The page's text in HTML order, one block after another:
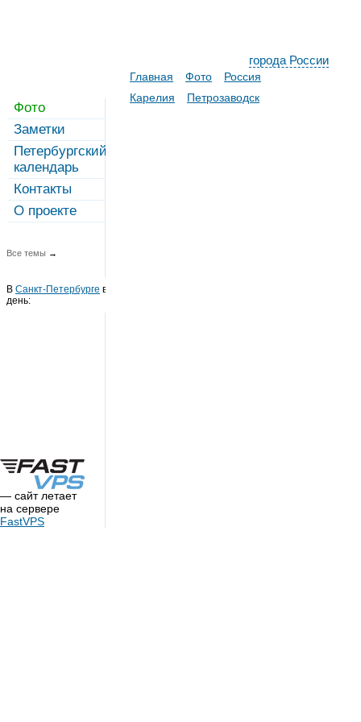
города России
Фото
Заметки
Петербургский
календарь
Контакты
О проекте
Все темы →
В Санкт-Петербурге в этот
день:
— сайт летает
на сервере
FastVPS
Главная Фото
Россия
Карелия
Петрозаводск